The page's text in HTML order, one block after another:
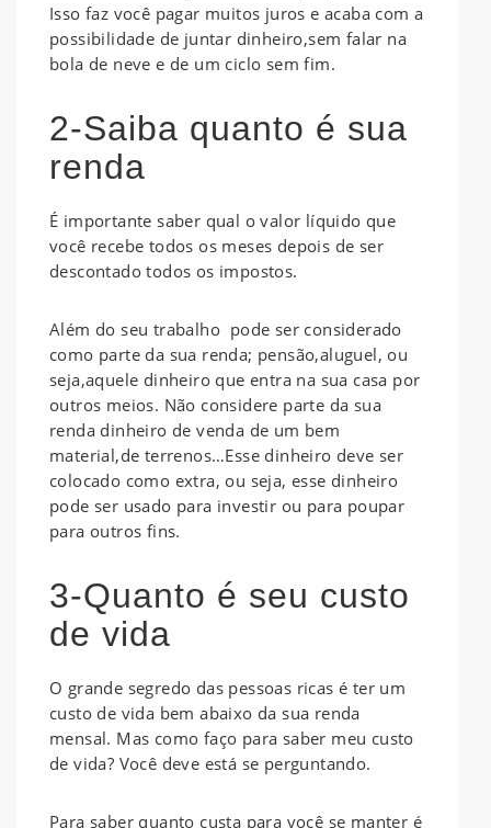
Isso faz você pagar muitos juros e acaba com a
possibilidade de juntar dinheiro,sem falar na
bola de neve e de um ciclo sem fim.
2-Saiba quanto é sua
renda
É importante saber qual o valor líquido que
você recebe todos os meses depois de ser
descontado todos os impostos.
Além do seu trabalho pode ser considerado
como parte da sua renda; pensão,aluguel, ou
seja,aquele dinheiro que entra na sua casa por
outros meios. Não considere parte da sua
renda dinheiro de venda de um bem
material,de terrenos…Esse dinheiro deve ser
colocado como extra, ou seja, esse dinheiro
pode ser usado para investir ou para poupar
para outros fins.
3-Quanto é seu custo
de vida
O grande segredo das pessoas ricas é ter um
custo de vida bem abaixo da sua renda
mensal. Mas como faço para saber meu custo
de vida? Você deve está se perguntando.
Para saber quanto custa para você se manter é